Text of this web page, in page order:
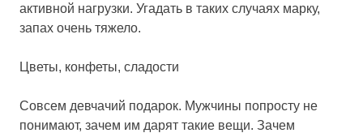
активной нагрузки. Угадать в таких случаях марку,
запах очень тяжело.
Цветы, конфеты, сладости
Совсем девчачий подарок. Мужчины попросту не
понимают, зачем им дарят такие вещи. Зачем